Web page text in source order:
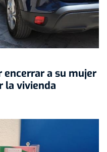
encerrar a su mujer
la vivienda